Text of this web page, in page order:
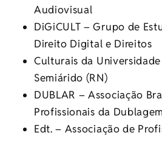
Audiovisual
DiGiCULT – Grupo de
Direito Digital e Direitos
Culturais da
Semiárido (RN)
DUBLAR – Associação
Profissionais da Dublagem
Edt. – Associação de